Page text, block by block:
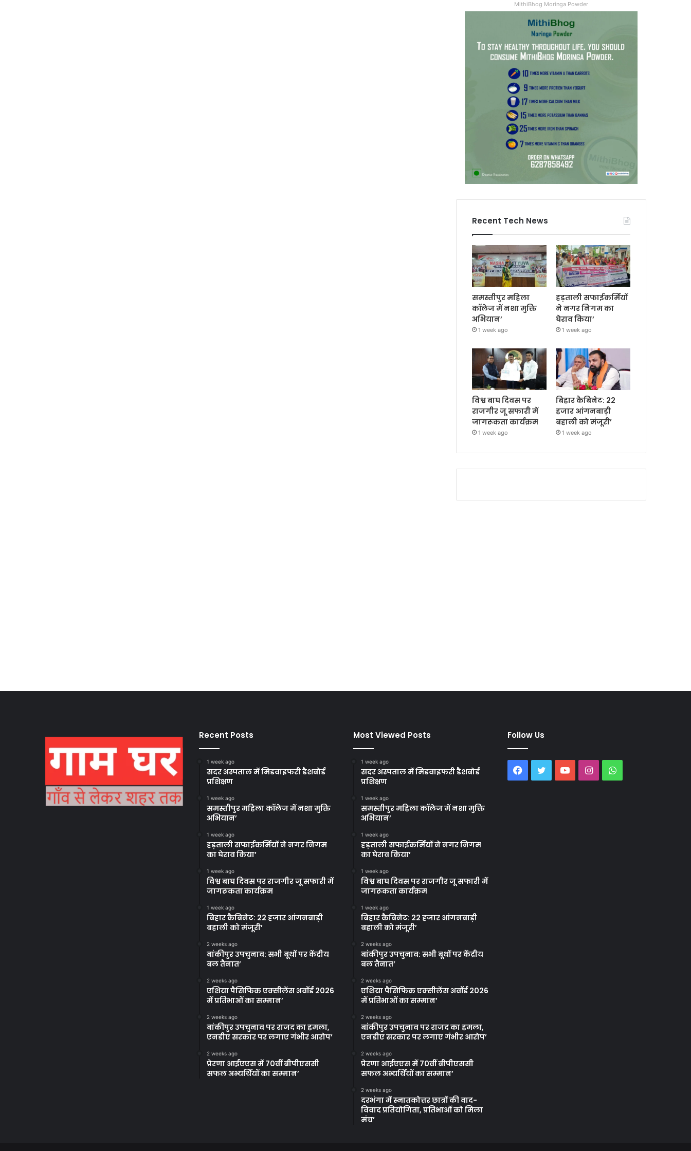
MithiBhog Moringa Powder
Recent Tech News
समस्तीपुर महिला
कॉलेज में नशा मुक्ति
अभियान’
1 week ago
हड़ताली सफाईकर्मियों
ने नगर निगम का
घेराव किया’
1 week ago
विश्व बाघ दिवस पर
राजगीर जू सफारी में
जागरूकता कार्यक्रम
1 week ago
बिहार कैबिनेट: 22
हजार आंगनबाड़ी
बहाली को मंजूरी’
1 week ago
Recent Posts
1 week ago
सदर अस्पताल में मिडवाइफरी डैशबोर्ड
प्रशिक्षण
1 week ago
समस्तीपुर महिला कॉलेज में नशा मुक्ति
अभियान’
1 week ago
हड़ताली सफाईकर्मियों ने नगर निगम
का घेराव किया’
1 week ago
विश्व बाघ दिवस पर राजगीर जू सफारी में
जागरूकता कार्यक्रम
1 week ago
बिहार कैबिनेट: 22 हजार आंगनबाड़ी
बहाली को मंजूरी’
2 weeks ago
बांकीपुर उपचुनाव: सभी बूथों पर केंद्रीय
बल तैनात’
2 weeks ago
एशिया पैसिफिक एक्सीलेंस अवॉर्ड 2026
में प्रतिभाओं का सम्मान’
2 weeks ago
बांकीपुर उपचुनाव पर राजद का हमला,
एनडीए सरकार पर लगाए गंभीर आरोप’
2 weeks ago
प्रेरणा आईएएस में 70वीं बीपीएससी
सफल अभ्यर्थियों का सम्मान’
Most Viewed Posts
1 week ago
सदर अस्पताल में मिडवाइफरी डैशबोर्ड
प्रशिक्षण
1 week ago
समस्तीपुर महिला कॉलेज में नशा मुक्ति
अभियान’
1 week ago
हड़ताली सफाईकर्मियों ने नगर निगम
का घेराव किया’
1 week ago
विश्व बाघ दिवस पर राजगीर जू सफारी में
जागरूकता कार्यक्रम
1 week ago
बिहार कैबिनेट: 22 हजार आंगनबाड़ी
बहाली को मंजूरी’
2 weeks ago
बांकीपुर उपचुनाव: सभी बूथों पर केंद्रीय
बल तैनात’
2 weeks ago
एशिया पैसिफिक एक्सीलेंस अवॉर्ड 2026
में प्रतिभाओं का सम्मान’
2 weeks ago
बांकीपुर उपचुनाव पर राजद का हमला,
एनडीए सरकार पर लगाए गंभीर आरोप’
2 weeks ago
प्रेरणा आईएएस में 70वीं बीपीएससी
सफल अभ्यर्थियों का सम्मान’
2 weeks ago
दरभंगा में स्नातकोत्तर छात्रों की वाद-
विवाद प्रतियोगिता, प्रतिभाओं को मिला
मंच’
Follow Us
Facebook
TwitterYouTubeInstagramWhatsApp